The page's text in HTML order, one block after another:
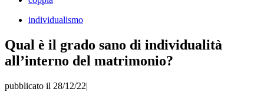
individualismo
Qual è il grado sano di individualità
all’interno del matrimonio?
pubblicato il 28/12/22|